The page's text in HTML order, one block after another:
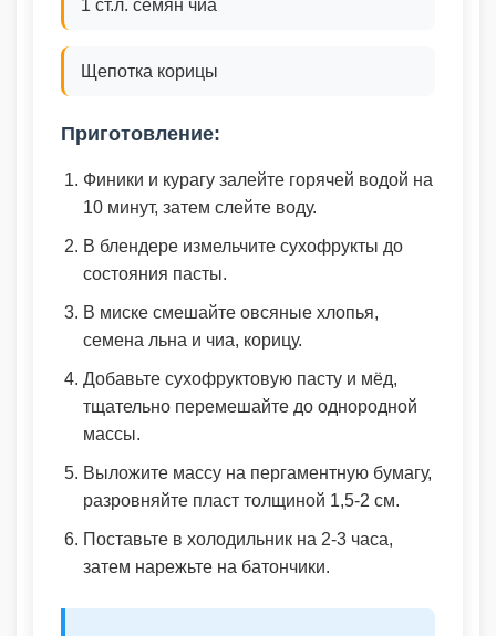
1 ст.л. семян чиа
Щепотка корицы
Приготовление:
Финики и курагу залейте горячей водой на
10 минут, затем слейте воду.
В блендере измельчите сухофрукты до
состояния пасты.
В миске смешайте овсяные хлопья,
семена льна и чиа, корицу.
Добавьте сухофруктовую пасту и мёд,
тщательно перемешайте до однородной
массы.
Выложите массу на пергаментную бумагу,
разровняйте пласт толщиной 1,5-2 см.
Поставьте в холодильник на 2-3 часа,
затем нарежьте на батончики.